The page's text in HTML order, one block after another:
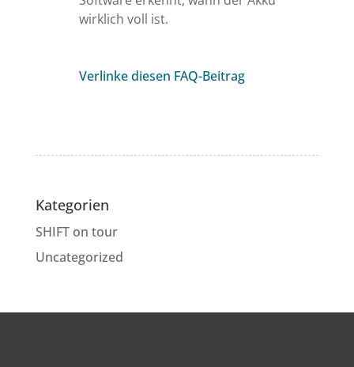
wirklich voll ist.
Verlinke diesen FAQ-Beitrag
Kategorien
SHIFT on tour
Uncategorized